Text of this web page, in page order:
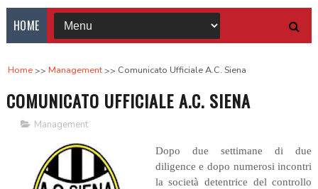
HOME
Home Management Comunicato Ufficiale A.C. Siena
COMUNICATO UFFICIALE A.C. SIENA
Management
Dopo due settimane di due
diligence e dopo numerosi incontri
la società detentrice del controllo